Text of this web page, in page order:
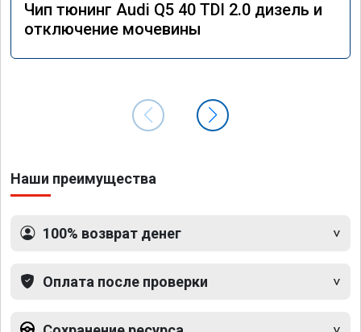
Чип тюнинг Audi Q5 40 TDI 2.0 дизель и
отключение мочевины
Наши преимущества
100% возврат денег
Оплата после проверки